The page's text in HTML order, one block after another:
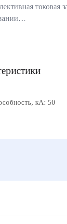
токовая
кА: 50